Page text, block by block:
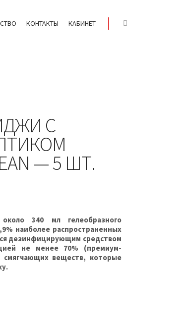
КОНТАКТЫ КАБИНЕТ
С
— 5 ШТ.
340 мл гелеобразного
наиболее распространенных
дезинфицирующим средством
не менее 70% (премиум-
веществ, которые